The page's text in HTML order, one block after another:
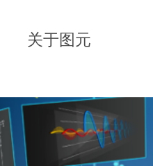
关于图元